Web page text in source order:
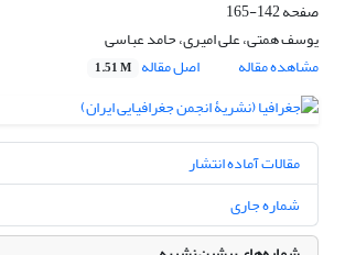
صفحه142-165
یوسف همتی، علی امیری، حامد عباسی
مشاهده مقاله
اصل مقاله 1.51 M
مقالات آماده انتشار
شماره جاری